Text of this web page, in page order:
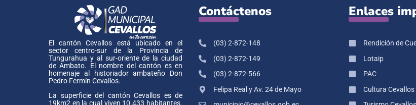
El cantón Cevallos está ubicado en el
sector centro-sur de la Provincia de
Tungurahua y al sur-oriente de la ciudad
de Ambato. El nombre del cantón es en
homenaje al historiador ambateño Don
Pedro Fermín Cevallos.
La superficie del cantón Cevallos es de
Contáctenos
(03) 2-872-148
(03) 2-872-149
(03) 2-872-566
Felipa Real y Av. 24 de Mayo
Enlaces
Rendición de
Lotaip
PAC
Cultura Cevallos